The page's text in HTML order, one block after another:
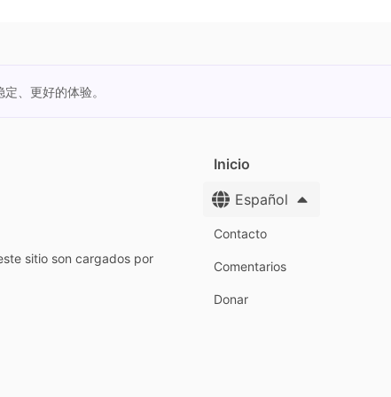
、更好的体验。
sitio son cargados por
Inicio
Español
Contacto
Comentarios
Donar